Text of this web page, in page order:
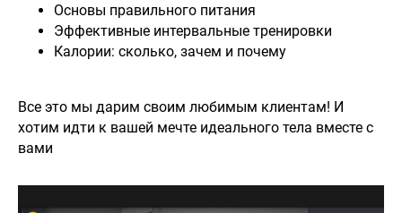
Основы правильного питания
Эффективные интервальные тренировки
Калории: сколько, зачем и почему
Все это мы дарим своим любимым клиентам! И
хотим идти к вашей мечте идеального тела вместе с
вами